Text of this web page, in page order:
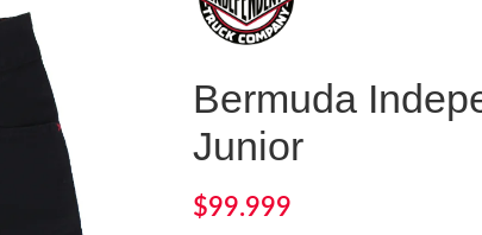
Bermuda
Junior
$99.999